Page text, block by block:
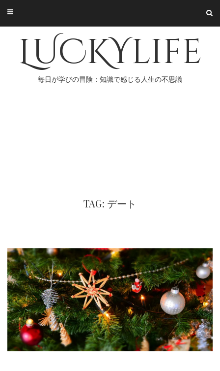
content
LUCKYlife
毎日が学びの冒険：知識で感じる人生の不思議
TAG: デート